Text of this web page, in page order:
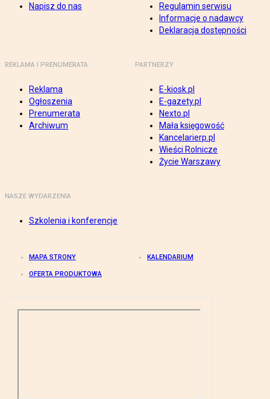
Napisz do nas
Regulamin serwisu
Informacje o nadawcy
Deklaracja dostępności
REKLAMA I PRENUMERATA
Reklama
Ogłoszenia
Prenumerata
Archiwum
PARTNERZY
E-kiosk.pl
E-gazety.pl
Nexto.pl
Mała księgowość
Kancelarierp.pl
Wieści Rolnicze
Życie Warszawy
NASZE WYDARZENIA
Szkolenia i konferencje
MAPA STRONY KALENDARIUM
OFERTA PRODUKTOWA